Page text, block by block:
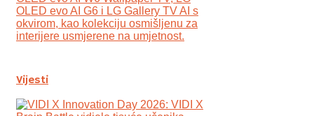
OLED evo AI G6 i LG Gallery TV AI s
okvirom, kao kolekciju osmišljenu za
interijere usmjerene na umjetnost.
Vijesti